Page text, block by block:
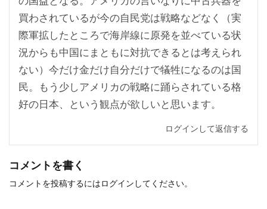
買わされているが今の自民党は戦略などなく（実
際軍拡したところで海岸線に原発を並べている状
況からも中国にまともに対抗できるとは考えられ
ない）今だけ金だけ自分だけで犠牲になるのは国
民。もう少しアメリカの戦略に踊らされている格
好の日本、という観点が欲しいと思います。
ログインして返信する
コメントを書く
コメントを投稿するにはログイン してください。